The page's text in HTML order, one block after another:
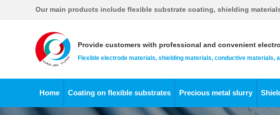
Our main products include flexible substrate coating, shielding
Provide customers with professional and convenient
Flexible electrode materials, shielding materials, conductive
Home Coating on flexible substrates Precious metal slurry